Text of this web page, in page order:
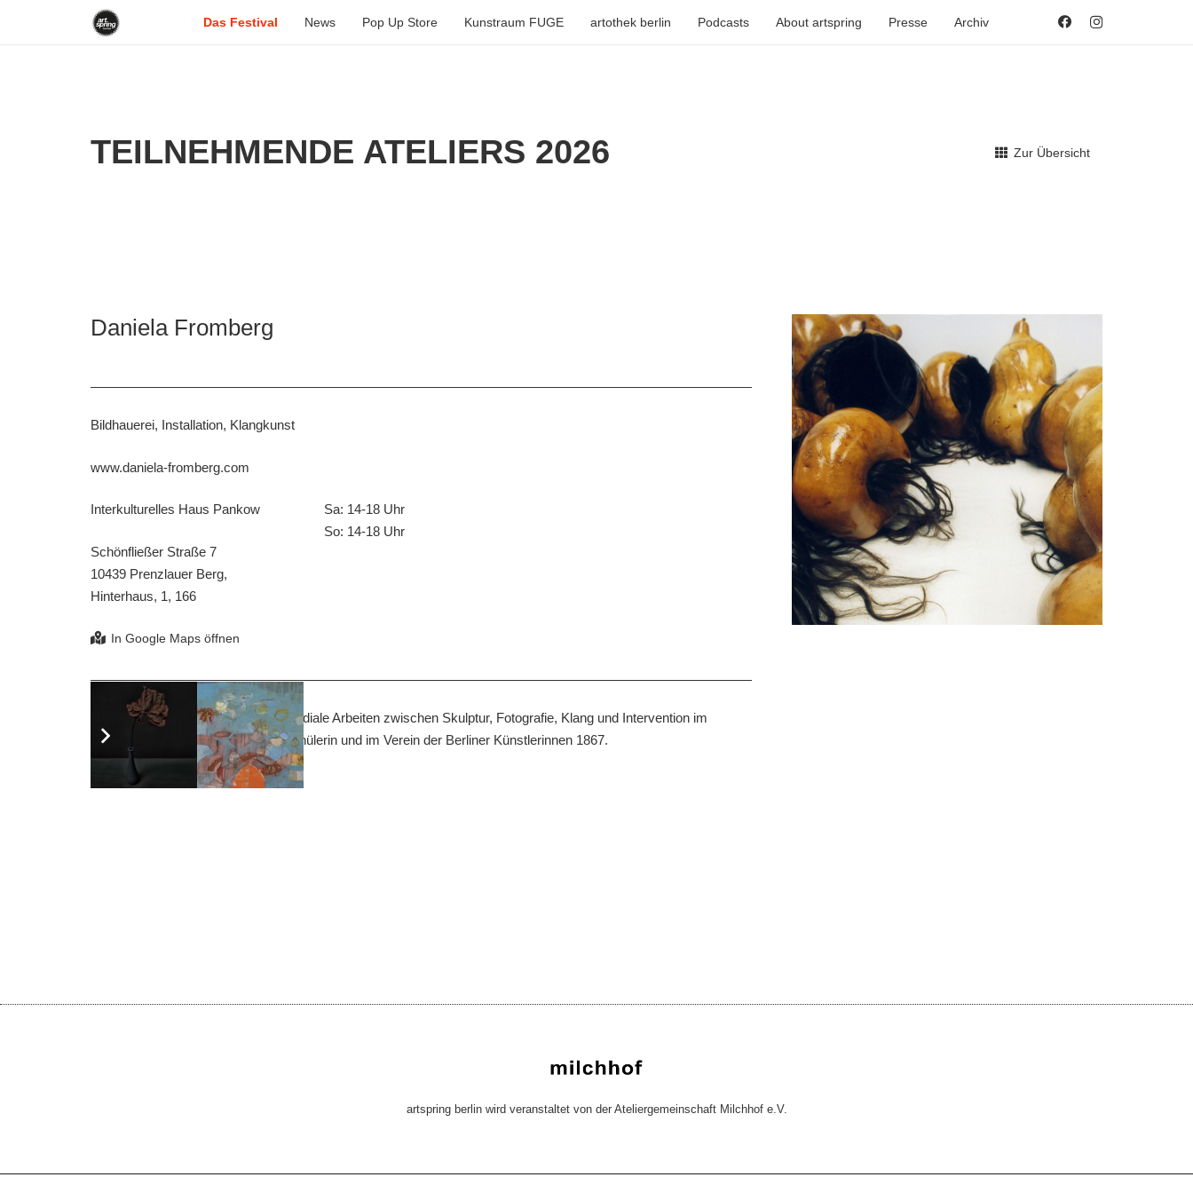
Das Festival News Pop Up Store Kunstraum FUGE artothek berlin Podcasts About artspring Presse Archiv
TEILNEHMENDE ATELIERS 2026 Zur Übersicht
Daniela Fromberg
Bildhauerei, Installation, Klangkunst
www.daniela-fromberg.com
Interkulturelles Haus Pankow
Schönfließer Straße 7
10439 Prenzlauer Berg,
Hinterhaus, 1, 166
Sa: 14-18 Uhr
So: 14-18 Uhr
Daniela Fromberg entwickelt intermediale Arbeiten zwischen Skulptur, Fotografie, Klang und Intervention im
öffentlichen Raum. Sie ist Meisterschülerin und im Verein der Berliner Künstlerinnen 1867.
artspring berlin wird veranstaltet von der Ateliergemeinschaft Milchhof e.V.